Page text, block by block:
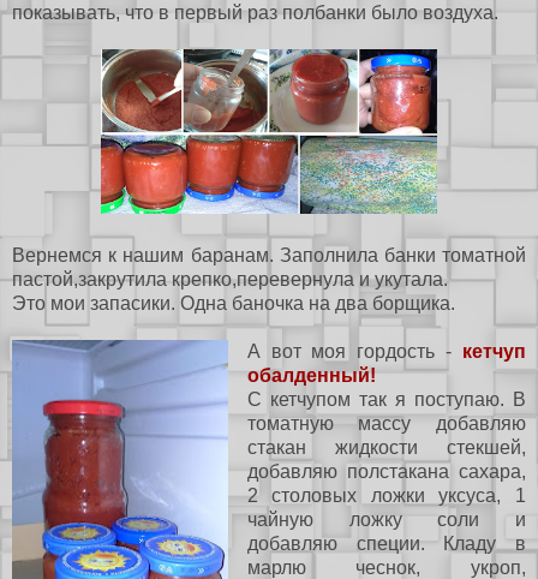
показывать, что в первый раз полбанки было воздуха.
Вернемся к нашим баранам. Заполнила банки томатной
пастой,закрутила крепко,перевернула и укутала.
Это мои запасики. Одна баночка на два борщика.
А вот моя гордость - кетчуп
обалденный!
С кетчупом так я поступаю. В
томатную массу добавляю
стакан жидкости стекшей,
добавляю полстакана сахара,
2 столовых ложки уксуса, 1
чайную ложку соли и
добавляю специи. Кладу в
марлю чеснок, укроп,